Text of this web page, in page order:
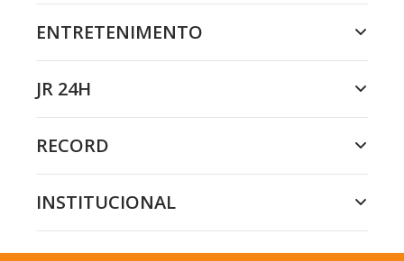
ENTRETENIMENTO
JR 24H
RECORD
INSTITUCIONAL